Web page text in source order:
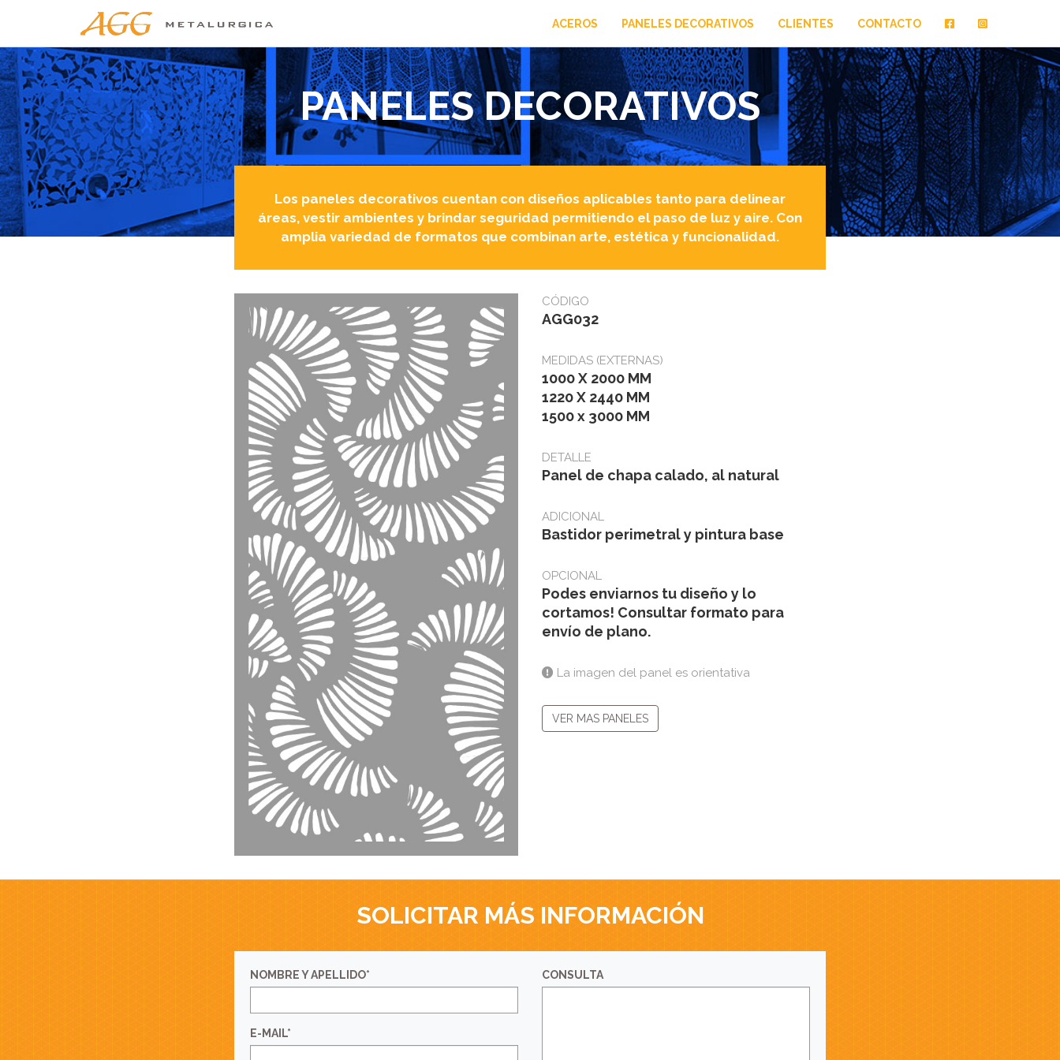
ACEROS PANELES DECORATIVOS CLIENTES CONTACTO
PANELES DECORATIVOS
Los paneles decorativos cuentan con diseños aplicables tanto para delinear
áreas, vestir ambientes y brindar seguridad permitiendo el paso de luz y aire. Con
amplia variedad de formatos que combinan arte, estética y funcionalidad.
CÓDIGO
AGG032
MEDIDAS (EXTERNAS)
1000 X 2000 MM
1220 X 2440 MM
1500 x 3000 MM
DETALLE
Panel de chapa calado, al natural
ADICIONAL
Bastidor perimetral y pintura base
OPCIONAL
Podes enviarnos tu diseño y lo
cortamos! Consultar formato para
envío de plano.
La imagen del panel es orientativa
VER MAS PANELES
SOLICITAR MÁS INFORMACIÓN
NOMBRE Y APELLIDO*
E-MAIL*
CONSULTA